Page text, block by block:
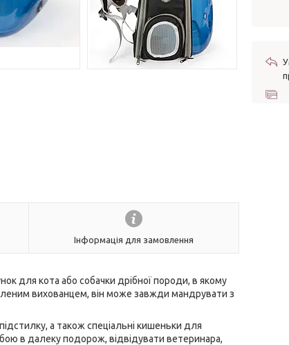
Інформація для замовлення
для кота або собачки дрібної породи, в якому
вихованцем, він може завжди мандрувати з
а також спеціальні кишеньки для
в далеку подорож, відвідувати ветеринара,